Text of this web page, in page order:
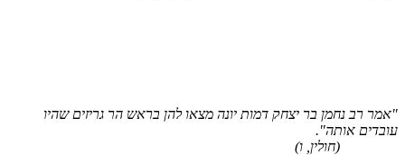
רב נחמן בר יצחק דמות יונה מצאו להן בראש הר גריזים שהיו
אותה".
(חולין, ו)